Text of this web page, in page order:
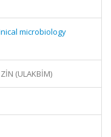
microbiology
(ULAKBİM)